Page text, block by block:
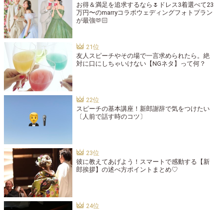
お得＆満足を追求するなら🌷ドレス3着選べて23
万円〜のmarryコラボウェディングフォトプラン
が最強🫶🏻
友人スピーチやその場で一言求められたら。絶
対に口にしちゃいけない【NGネタ】って何？
スピーチの基本講座！新郎謝辞で気をつけたい
〔人前で話す時のコツ〕
彼に教えてあげよう！スマートで感動する【新
郎挨拶】の述べ方ポイントまとめ♡